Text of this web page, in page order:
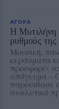
ΑΓΟΡΑ
Η Μυτιλήνη
ρυθμούς
Μουσική,
κεράσματα
προσφορές
απόγευμα –
παρουσίασε
αναλυτικό